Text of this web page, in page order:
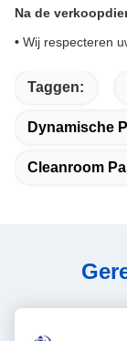
Na de
• Wij respecteren
Taggen:
Dynamische
Cleanroom